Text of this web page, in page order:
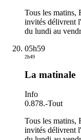
Tous les matins,
invités délivrent
du lundi au
05h59
2h49
La matinale
Info
0.878.-Tout
Tous les matins,
invités délivrent